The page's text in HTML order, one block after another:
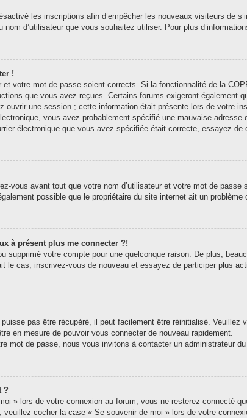
les inscriptions afin d’empêcher les nouveaux visiteurs de
d’utilisateur que vous souhaitez utiliser. Pour plus
!
et votre mot de passe soient corrects. Si la fonctionnalité de la
que vous avez reçues. Certains forums exigeront
ouvrir une session ; cette information était présente lors de votre
vous avez probablement spécifié une mauvaise
électronique que vous avez spécifiée était correcte, essayez de
vous avant tout que votre nom d’utilisateur et votre mot de
possible que le propriétaire du site internet ait un problème
à présent plus me connecter ?!
supprimé votre compte pour une quelconque raison. De plus,
le cas, inscrivez-vous de nouveau et essayez de participer plus
pas être récupéré, il peut facilement être réinitialisé. Veuillez
en mesure de pouvoir vous connecter de nouveau rapidement.
mot de passe, nous vous invitons à contacter un administrateur
?
» lors de votre connexion au forum, vous ne resterez connecté
veuillez cocher la case « Se souvenir de moi » lors de votre